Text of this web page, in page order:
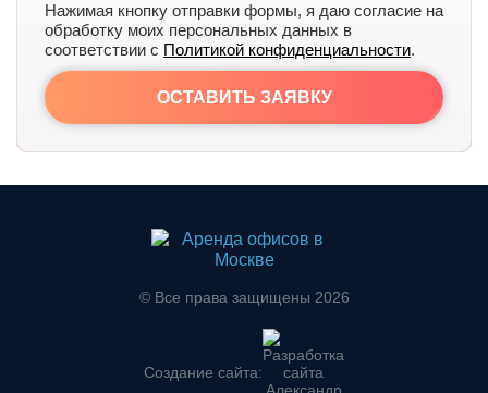
Нажимая кнопку отправки формы, я даю согласие на
обработку моих персональных данных в
соответствии с Политикой конфиденциальности.
ОСТАВИТЬ ЗАЯВКУ
© Все права защищены 2026
Создание сайта: